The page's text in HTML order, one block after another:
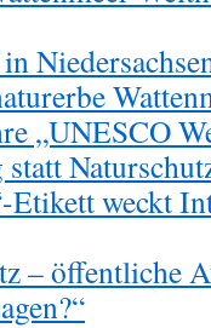
„UNESCO
Etikett weckt
– öffentliche